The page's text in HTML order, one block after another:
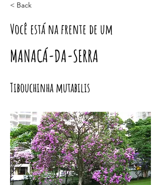
< Back
Você está na frente de um
MANACÁ-DA-SERRA
Tibouchinha mutabilis